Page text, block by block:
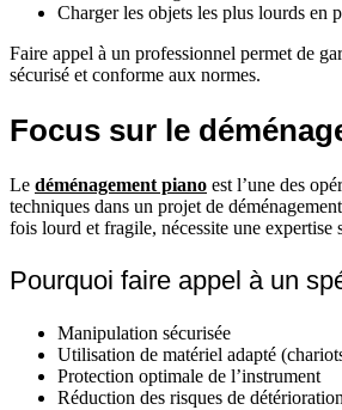
Charger les objets les plus lourds en
Faire appel à un professionnel permet de
sécurisé et conforme aux normes.
Focus sur le
Le déménagement piano est l’une des
techniques dans un projet de
fois lourd et fragile, nécessite une expertise
Pourquoi faire appel à un
Manipulation sécurisée
Utilisation de matériel adapté
Protection optimale de l’instrument
Réduction des risques de détérioration